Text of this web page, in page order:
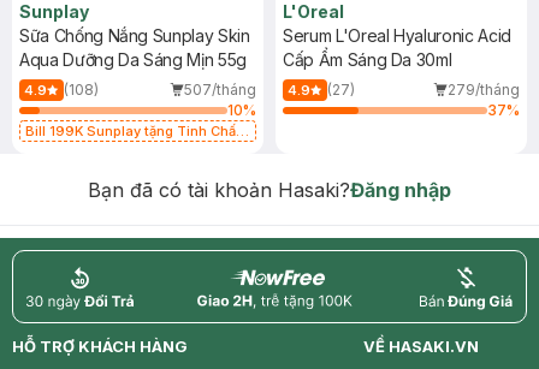
Sunplay
Sữa Chống Nắng Sunplay Skin
Aqua Dưỡng Da Sáng Mịn 55g
4.9 (108)
507/tháng
10%
Bill 199K Sunplay tặng Tinh Chất
L'Oreal
Serum L'Oreal Hyaluronic Acid
Cấp Ẩm Sáng Da 30ml
4.9 (27)
279/tháng
37%
Bạn đã có tài khoản Hasaki?Đăng nhập
return nowfree price
HỖ TRỢ KHÁCH HÀNG
VỀ HASAKI.VN